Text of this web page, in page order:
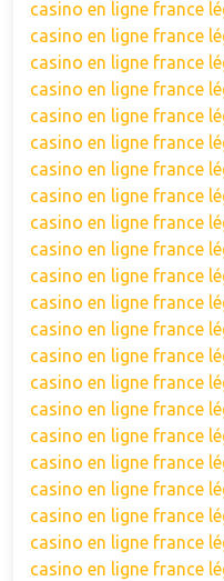
casino en ligne france
casino en ligne france
casino en ligne france
casino en ligne france
casino en ligne france
casino en ligne france
casino en ligne france
casino en ligne france
casino en ligne france
casino en ligne france
casino en ligne france
casino en ligne france
casino en ligne france
casino en ligne france
casino en ligne france
casino en ligne france
casino en ligne france
casino en ligne france
casino en ligne france
casino en ligne france
casino en ligne france
casino en ligne france